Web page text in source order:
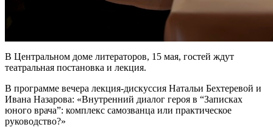
В Центральном доме литераторов, 15 мая, гостей ждут
театральная постановка и лекция.
В программе вечера лекция-дискуссия Натальи Бехтеревой и
Ивана Назарова: «Внутренний диалог героя в “Записках
юного врача”: комплекс самозванца или практическое
руководство?»